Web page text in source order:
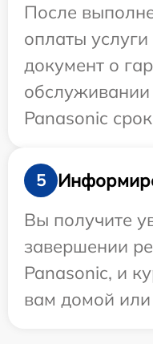
После
оплаты
документ о
обслуживании
Panasonic
5
Вы получите
завершении
Panasonic, и
вам домой